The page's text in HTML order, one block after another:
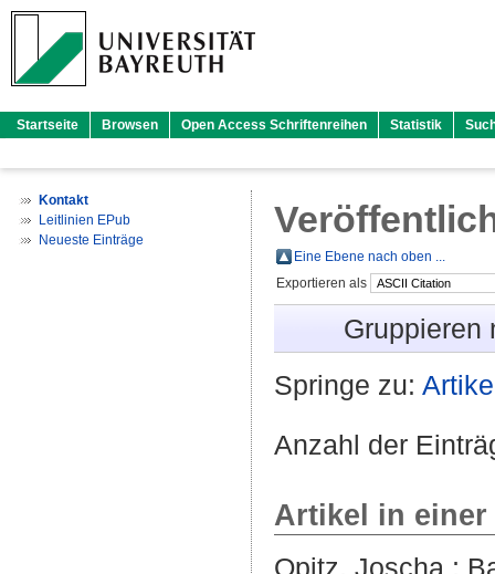
Startseite Browsen Open Access Schriftenreihen Statistik
Kontakt
Leitlinien EPub
Neueste Einträge
Eine Ebene nach oben ...
Exportieren als
Gruppieren
Springe zu:
Anzahl der
Artikel in
Opitz, Joscha ;